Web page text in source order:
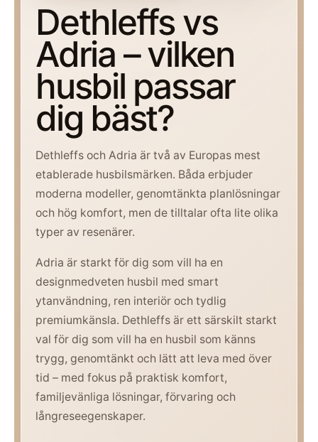
Dethleffs vs
Adria – vilken
husbil passar
dig bäst?
Dethleffs och Adria är två av Europas mest
etablerade husbilsmärken. Båda erbjuder
moderna modeller, genomtänkta planlösningar
och hög komfort, men de tilltalar ofta lite olika
typer av resenärer.
Adria är starkt för dig som vill ha en
designmedveten husbil med smart
ytanvändning, ren interiör och tydlig
premiumkänsla. Dethleffs är ett särskilt starkt
val för dig som vill ha en husbil som känns
trygg, genomtänkt och lätt att leva med över
tid – med fokus på praktisk komfort,
familjevänliga lösningar, förvaring och
långreseegenskaper.